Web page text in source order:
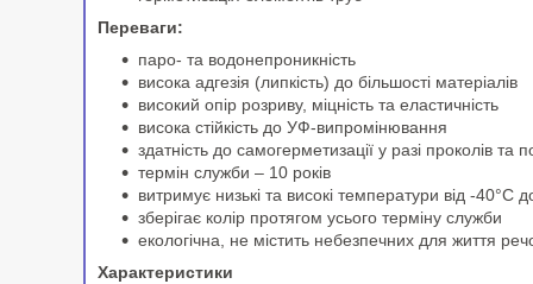
Переваги:
паро- та водонепроникність
висока адгезія (липкість) до більшості матеріалів
високий опір розриву, міцність та еластичність
висока стійкість до УФ-випромінювання
здатність до самогерметизації у разі проколів та
термін служби – 10 років
витримує низькі та високі температури від -40°С
зберігає колір протягом усього терміну служби
екологічна, не містить небезпечних для життя
Характеристики